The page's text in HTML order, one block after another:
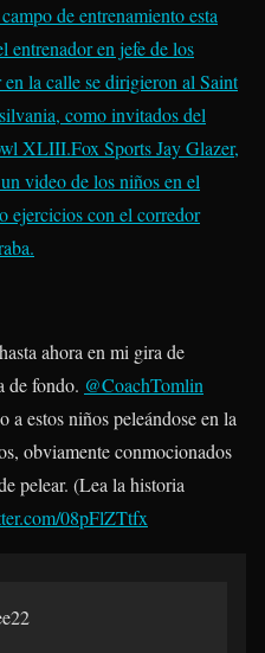
de entrenamiento esta
entrenador en jefe de los
la calle se dirigieron al Saint
como invitados del
XLIII.Fox Sports Jay Glazer,
video de los niños en el
ejercicios con el corredor
ahora en mi gira de
de fondo. @CoachTomlin
estos niños peleándose en la
obviamente conmocionados
pelear. (Lea la historia
08pFlZTtfx